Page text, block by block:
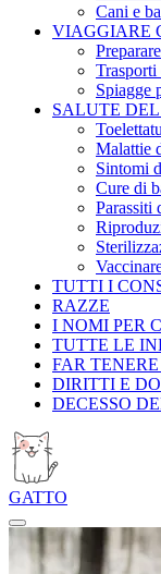
Cani e
VIAGGIARE
Trasporti
Spiagge
SALUTE
Malattie
Sintomi
Cure di
Parassiti
TUTTI I
RAZZE
I NOMI PER
TUTTE LE
FAR
DIRITTI E
DECESSO
GATTO